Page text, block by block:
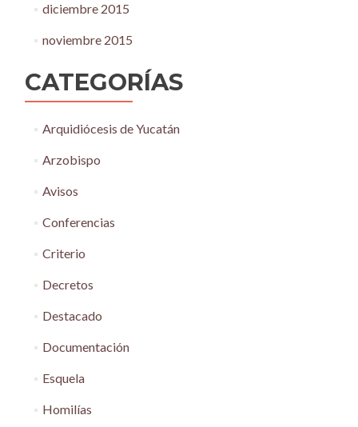
diciembre 2015
noviembre 2015
CATEGORÍAS
Arquidiócesis de Yucatán
Arzobispo
Avisos
Conferencias
Criterio
Decretos
Destacado
Documentación
Esquela
Homilías